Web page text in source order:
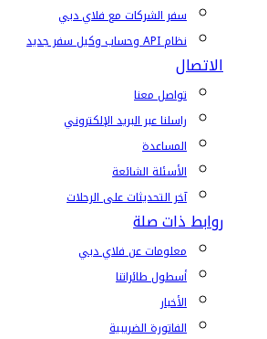
سفر الشركات مع فلاي دبي
نظام API وحساب وكيل سفر جديد
الاتصال
تواصل معنا
راسلنا عبر البريد الإلكتروني
المساعدة
الأسئلة الشائعة
آخر التحديثات على الرحلات
روابط ذات صلة
معلومات عن فلاي دبي
أسطول طائراتنا
الأخبار
الفاتورة الضريبية